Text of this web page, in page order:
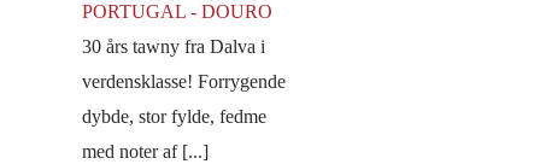
PORTUGAL - DOURO
30 års tawny fra Dalva i
verdensklasse! Forrygende
dybde, stor fylde, fedme
med noter af [...]